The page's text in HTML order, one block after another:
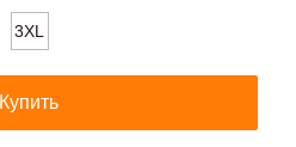
3XL
Купить